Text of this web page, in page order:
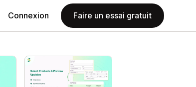
Connexion Faire un essai gratuit